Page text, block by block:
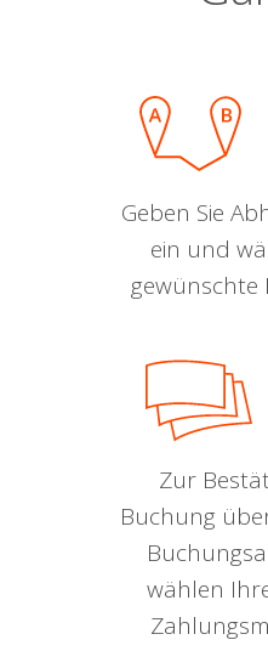
Geben Sie
ein und
gewünschte
Zur
Buchung
wählen